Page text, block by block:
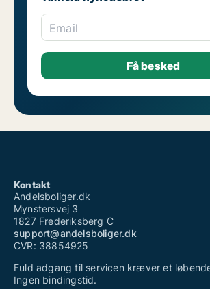
Email
Kontakt
Andelsboliger.dk
Mynstersvej 3
1827 Frederiksberg C
support@andelsboliger.dk
CVR: 38854925
Fuld adgang til servicen kræver et
Ingen bindingstid.